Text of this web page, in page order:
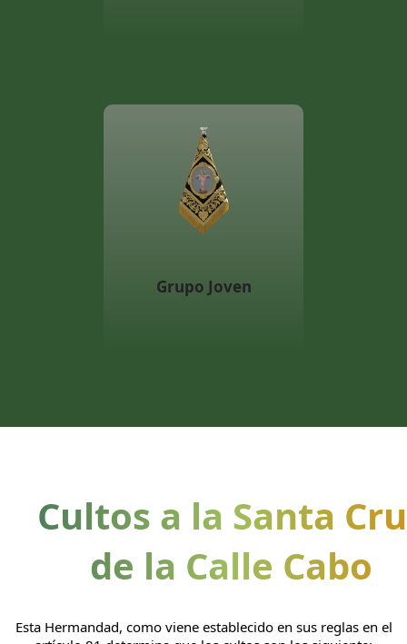
Grupo Joven
Cultos a la Santa
de la Calle Cabo
Esta Hermandad, como viene establecido en sus reglas en el